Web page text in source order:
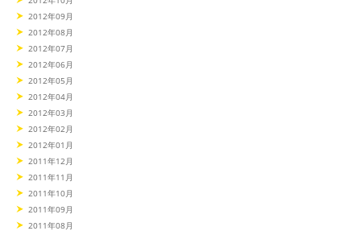
2012年09月
2012年08月
2012年07月
2012年06月
2012年05月
2012年04月
2012年03月
2012年02月
2012年01月
2011年12月
2011年11月
2011年10月
2011年09月
2011年08月